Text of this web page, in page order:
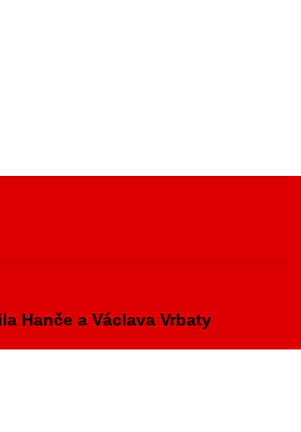
Hanče a Václava Vrbaty